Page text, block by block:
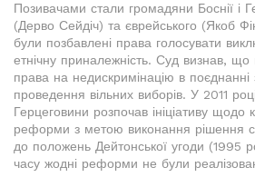
Позивачами стали громадяни Боснії і
(Дерво Сейдіч) та єврейського (Якоб
були позбавлені права голосувати
етнічну приналежність. Суд визнав,
права на недискримінацію в
проведення вільних виборів. У 2011
Герцеговини розпочав ініціативу щодо
реформи з метою виконання рішення
до положень Дейтонської угоди (1995
часу жодні реформи не були